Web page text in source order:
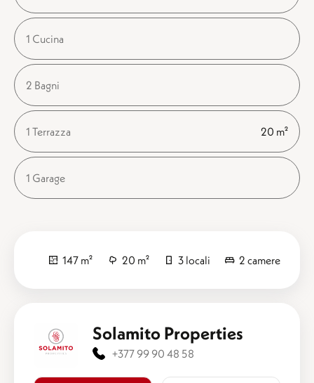
1 Cucina
2 Bagni
1 Terrazza 20 m²
1 Garage
147 m² 20 m² 3 locali 2 camere
Solamito Properties
+377 99 90 48 58